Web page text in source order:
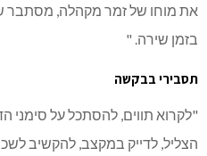
את מוחו של זמר מקהלה, מסתבר
בזמן שירה. "
תסבירי בבקשה
"לקרוא תווים, להסתכל על סימני
הצליל, לדייק במקצב, להקשיב